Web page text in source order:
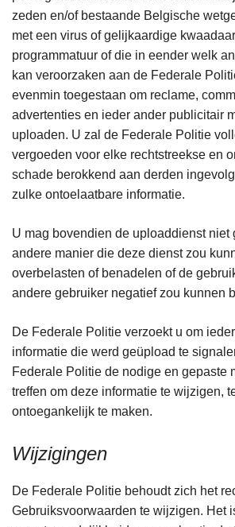
zeden en/of bestaande Belgische
met een virus of gelijkaardige
programmatuur of die in eender welk
kan veroorzaken aan de Federale
evenmin toegestaan om reclame,
advertenties en ieder ander publicitair
uploaden. U zal de Federale Politie
vergoeden voor elke rechtstreekse en
schade berokkend aan derden
zulke ontoelaatbare informatie.
U mag bovendien de uploaddienst niet
andere manier die deze dienst zou
overbelasten of benadelen of de
andere gebruiker negatief zou kunnen
De Federale Politie verzoekt u om
informatie die werd geüpload te
Federale Politie de nodige en gepaste
treffen om deze informatie te wijzigen,
ontoegankelijk te maken.
Wijzigingen
De Federale Politie behoudt zich het
Gebruiksvoorwaarden te wijzigen. Het